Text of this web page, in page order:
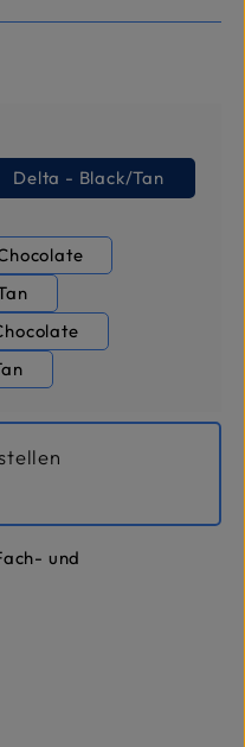
Delta - Black/Tan
und